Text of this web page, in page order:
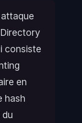
consiste
en
hash